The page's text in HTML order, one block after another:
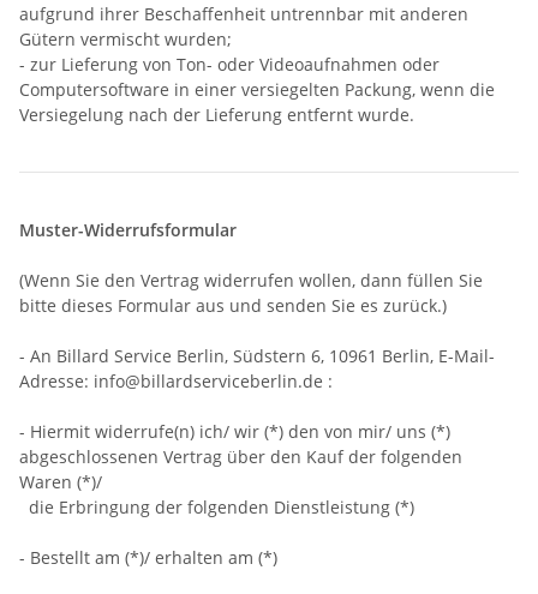
aufgrund ihrer Beschaffenheit untrennbar mit anderen
Gütern vermischt wurden;
- zur Lieferung von Ton- oder Videoaufnahmen oder
Computersoftware in einer versiegelten Packung, wenn die
Versiegelung nach der Lieferung entfernt wurde.
Muster-Widerrufsformular
(Wenn Sie den Vertrag widerrufen wollen, dann füllen Sie
bitte dieses Formular aus und senden Sie es zurück.)
- An Billard Service Berlin, Südstern 6, 10961 Berlin, E-Mail-
Adresse: info@billardserviceberlin.de :
- Hiermit widerrufe(n) ich/ wir (*) den von mir/ uns (*)
abgeschlossenen Vertrag über den Kauf der folgenden
Waren (*)/
die Erbringung der folgenden Dienstleistung (*)
- Bestellt am (*)/ erhalten am (*)